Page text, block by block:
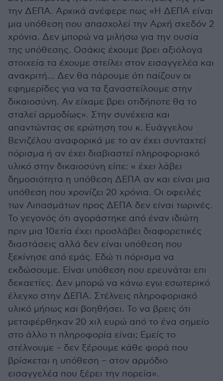
την ΔΕΠΑ. Αρχικά ανέφερε πως «Η ΔΕΠΑ είναι
μια υπόθεση που απασχολεί την Αρχή σχεδόν 2
χρόνια. Δεν μπορώ να μιλήσω για την ουσία
της υπόθεσης. Οσάκις έχουμε βρει αξιόλογα
στοιχεία τα έχουμε στείλει στον εισαγγελέα και
ανακριτή... Δεν θα πάρουμε ότι παίζουν οι
εφημερίδες για να τα ξαναστείλουμε στην
δικαιοσύνη. Αν είχαμε βρει οτιδήποτε θα το
σταλεί αρμοδίως». Στην συνέχεια και
απαντώντας σε ερώτηση του κ. Ευάγγελου
Βενιζέλου αναφορικά με το αν έχει συνταχτεί
πόρισμα ή αν έχει διαβιαστεί πληροφοριακό
υλικό στην δικαιοσύνη είπε: « έχει λάβει
δημοσιότητα η υπόθεση ΔΕΠΑ αν και είναι μια
υπόθεση που χρονίζει 20 χρόνια. Οι οφειλές
των Λιπασμάτων προς ΔΕΠΑ δεν είναι τωρινές.
Το γεγονός ότι αγοράστηκε από έναν ιδιώτη
πριν μια 10ετία έχει προσλάβει διαφορετικές
διαστάσεις αλλά δεν είναι υπόθεση που
ξεκίνησε από εμάς. Εδώ τι πόρισμα να
εκδώσουμε. Είναι υπόθεση που ερευνάται επι
δεκαετίες. Δεν μπορώ να κάνω εγω εσωτερικό
έλεγχο στην ΔΕΠΑ. Στέλνεις πληροφοριακό
υλικό μήπως και βοηθήσει. Το να βρεις ότι
μεταφέρθηκαν 20 χιλ ευρώ από το ένα σημείο
στο άλλο τι πληροφορία είναι; Εμείς το
στέλνουμε – δεν ξέρουμε κάθε φορά που
βρίσκεται η υπόθεση – στον αρμόδιο
εισαγγελέα που ξέρει την πορεία».